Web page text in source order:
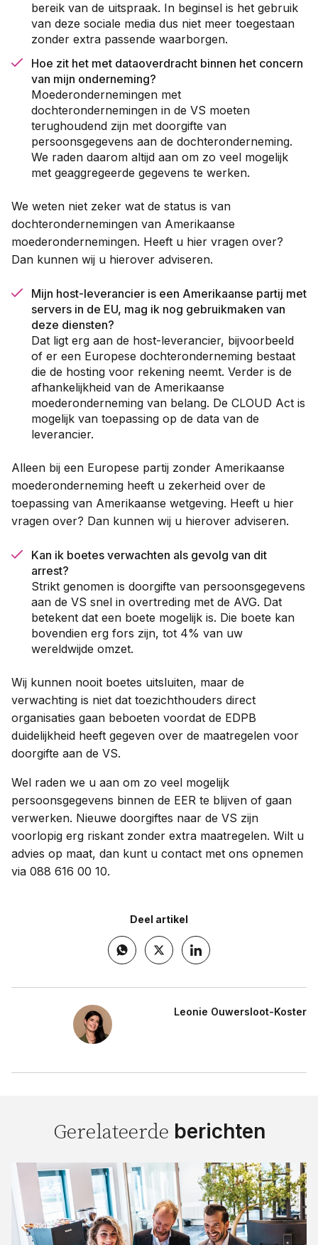
bereik van de uitspraak. In beginsel is het gebruik
van deze sociale media dus niet meer toegestaan
zonder extra passende waarborgen.
Hoe zit het met dataoverdracht binnen het concern
van mijn onderneming?
Moederondernemingen met
dochterondernemingen in de VS moeten
terughoudend zijn met doorgifte van
persoonsgegevens aan de dochteronderneming.
We raden daarom altijd aan om zo veel mogelijk
met geaggregeerde gegevens te werken.
We weten niet zeker wat de status is van
dochterondernemingen van Amerikaanse
moederondernemingen. Heeft u hier vragen over?
Dan kunnen wij u hierover adviseren.
Mijn host-leverancier is een Amerikaanse partij met
servers in de EU, mag ik nog gebruikmaken van
deze diensten?
Dat ligt erg aan de host-leverancier, bijvoorbeeld
of er een Europese dochteronderneming bestaat
die de hosting voor rekening neemt. Verder is de
afhankelijkheid van de Amerikaanse
moederonderneming van belang. De CLOUD Act is
mogelijk van toepassing op de data van de
leverancier.
Alleen bij een Europese partij zonder Amerikaanse
moederonderneming heeft u zekerheid over de
toepassing van Amerikaanse wetgeving. Heeft u hier
vragen over? Dan kunnen wij u hierover adviseren.
Kan ik boetes verwachten als gevolg van dit
arrest?
Strikt genomen is doorgifte van persoonsgegevens
aan de VS snel in overtreding met de AVG. Dat
betekent dat een boete mogelijk is. Die boete kan
bovendien erg fors zijn, tot 4% van uw
wereldwijde omzet.
Wij kunnen nooit boetes uitsluiten, maar de
verwachting is niet dat toezichthouders direct
organisaties gaan beboeten voordat de EDPB
duidelijkheid heeft gegeven over de maatregelen voor
doorgifte aan de VS.
Wel raden we u aan om zo veel mogelijk
persoonsgegevens binnen de EER te blijven of gaan
verwerken. Nieuwe doorgiftes naar de VS zijn
voorlopig erg riskant zonder extra maatregelen. Wilt u
advies op maat, dan kunt u contact met ons opnemen
via 088 616 00 10.
Deel artikel
Leonie Ouwersloot-Koster
Gerelateerde berichten